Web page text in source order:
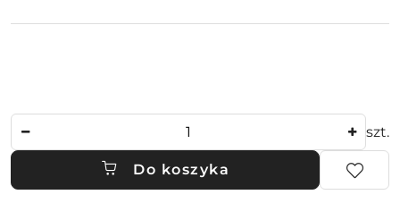
szt.
Do koszyka